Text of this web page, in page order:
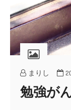
まりし
勉強が